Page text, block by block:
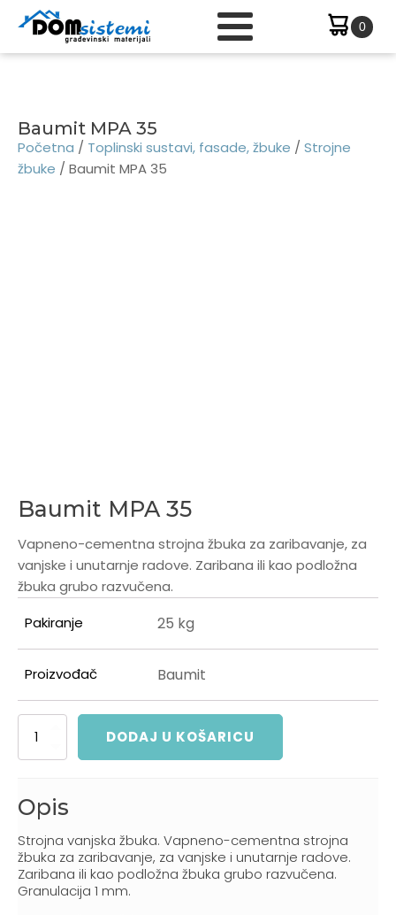
Baumit MPA 35
Početna / Toplinski sustavi, fasade, žbuke / Strojne
žbuke / Baumit MPA 35
Baumit MPA 35
Vapneno-cementna strojna žbuka za zaribavanje, za
vanjske i unutarnje radove. Zaribana ili kao podložna
žbuka grubo razvučena.
Pakiranje
25 kg
Proizvođač Baumit
MPA
35
DODAJ U KOŠARICU
Opis
Strojna vanjska žbuka. Vapneno-cementna strojna
žbuka za zaribavanje, za vanjske i unutarnje radove.
Zaribana ili kao podložna žbuka grubo razvučena.
Granulacija 1 mm.